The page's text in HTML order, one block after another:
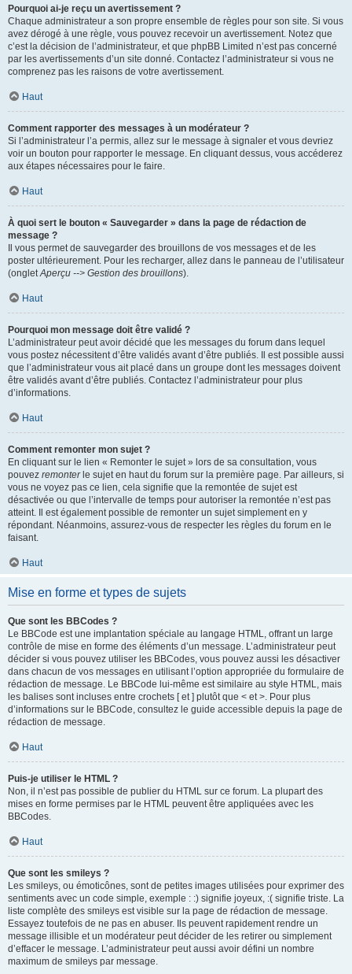
Pourquoi ai-je reçu un avertissement ?
Chaque administrateur a son propre ensemble de règles pour son site. Si vous
avez dérogé à une règle, vous pouvez recevoir un avertissement. Notez que
c’est la décision de l’administrateur, et que phpBB Limited n’est pas concerné
par les avertissements d’un site donné. Contactez l’administrateur si vous ne
comprenez pas les raisons de votre avertissement.
Haut
Comment rapporter des messages à un modérateur ?
Si l’administrateur l’a permis, allez sur le message à signaler et vous devriez
voir un bouton pour rapporter le message. En cliquant dessus, vous accéderez
aux étapes nécessaires pour le faire.
Haut
À quoi sert le bouton « Sauvegarder » dans la page de rédaction de
message ?
Il vous permet de sauvegarder des brouillons de vos messages et de les
poster ultérieurement. Pour les recharger, allez dans le panneau de l’utilisateur
(ongletAperçu --> Gestion des brouillons).
Haut
Pourquoi mon message doit être validé ?
L’administrateur peut avoir décidé que les messages du forum dans lequel
vous postez nécessitent d’être validés avant d’être publiés. Il est possible aussi
que l’administrateur vous ait placé dans un groupe dont les messages doivent
être validés avant d’être publiés. Contactez l’administrateur pour plus
d’informations.
Haut
Comment remonter mon sujet ?
En cliquant sur le lien « Remonter le sujet » lors de sa consultation, vous
pouvez remonterle sujet en haut du forum sur la première page. Par ailleurs, si
vous ne voyez pas ce lien, cela signifie que la remontée de sujet est
désactivée ou que l’intervalle de temps pour autoriser la remontée n’est pas
atteint. Il est également possible de remonter un sujet simplement en y
répondant. Néanmoins, assurez-vous de respecter les règles du forum en le
faisant.
Haut
Mise en forme et types de sujets
Que sont les BBCodes ?
Le BBCode est une implantation spéciale au langage HTML, offrant un large
contrôle de mise en forme des éléments d’un message. L’administrateur peut
décider si vous pouvez utiliser les BBCodes, vous pouvez aussi les désactiver
dans chacun de vos messages en utilisant l’option appropriée du formulaire de
rédaction de message. Le BBCode lui-même est similaire au style HTML, mais
les balises sont incluses entre crochets [ et ] plutôt que < et >. Pour plus
d’informations sur le BBCode, consultez le guide accessible depuis la page de
rédaction de message.
Haut
Puis-je utiliser le HTML ?
Non, il n’est pas possible de publier du HTML sur ce forum. La plupart des
mises en forme permises par le HTML peuvent être appliquées avec les
BBCodes.
Haut
Que sont les smileys ?
Les smileys, ou émoticônes, sont de petites images utilisées pour exprimer des
sentiments avec un code simple, exemple : :) signifie joyeux, :( signifie triste. La
liste complète des smileys est visible sur la page de rédaction de message.
Essayez toutefois de ne pas en abuser. Ils peuvent rapidement rendre un
message illisible et un modérateur peut décider de les retirer ou simplement
d’effacer le message. L’administrateur peut aussi avoir défini un nombre
maximum de smileys par message.